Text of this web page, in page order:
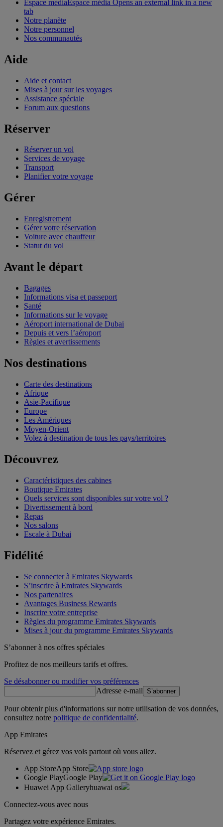
Espace médiaEspace média Opens an external link in a new
tab
Notre planète
Notre personnel
Nos communautés
Aide
Aide et contact
Mises à jour sur les voyages
Assistance spéciale
Forum aux questions
Réserver
Réserver un vol
Services de voyage
Transport
Planifier votre voyage
Gérer
Enregistrement
Gérer votre réservation
Voiture avec chauffeur
Statut du vol
Avant le départ
Bagages
Informations visa et passeport
Santé
Informations sur le voyage
Aéroport international de Dubai
Depuis et vers l’aéroport
Règles et avertissements
Nos destinations
Carte des destinations
Afrique
Asie-Pacifique
Europe
Les Amériques
Moyen-Orient
Volez à destination de tous les pays/territoires
Découvrez
Caractéristiques des cabines
Boutique Emirates
Quels services sont disponibles sur votre vol ?
Divertissement à bord
Repas
Nos salons
Escale à Dubai
Fidélité
Se connecter à Emirates Skywards
S’inscrire à Emirates Skywards
Nos partenaires
Avantages Business Rewards
Inscrire votre entreprise
Règles du programme Emirates Skywards
Mises à jour du programme Emirates Skywards
S’abonner à nos offres spéciales
Profitez de nos meilleurs tarifs et offres.
Se désabonner ou modifier vos préférences
Adresse e-mail
S’abonner
Pour obtenir plus d'informations sur notre utilisation de vos données,
consultez notre politique de confidentialité.
App Emirates
Réservez et gérez vos vols partout où vous allez.
App StoreApp Store
Google PlayGoogle Play
Huawei App Galleryhuawai os
Connectez-vous avec nous
Partagez votre expérience Emirates.